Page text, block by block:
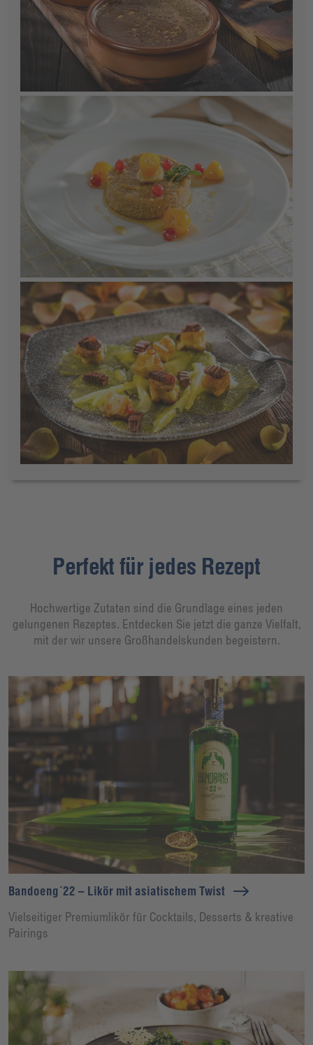
Perfekt für jedes Rezept
Hochwertige Zutaten sind die Grundlage eines jeden
gelungenen Rezeptes. Entdecken Sie jetzt die ganze Vielfalt,
mit der wir unsere Großhandelskunden begeistern.
Bandoeng´22 – Likör mit asiatischem Twist
Vielseitiger Premiumlikör für Cocktails, Desserts & kreative
Pairings